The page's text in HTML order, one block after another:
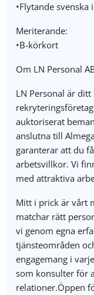
•Flytande
Meriterande:
•B-körkort
Om LN Personal
LN Personal är
auktoriserat
anslutna till
garanterar att du
arbetsvillkor. Vi
med attraktiva
Mitt i prick är vårt
matchar rätt
vi genom egna
tjänsteområden
engagemang i
som konsulter för
relationer.Öppen